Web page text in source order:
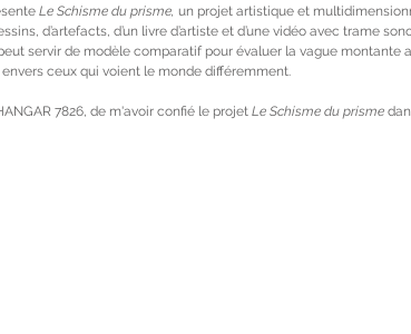
Le Schisme du prisme, un projet artistique et
d’artefacts, d’un livre d’artiste et d’une vidéo avec trame
servir de modèle comparatif pour évaluer la vague montante
ceux qui voient le monde différemment.
7826, de m'avoir confié le projet Le Schisme du prisme